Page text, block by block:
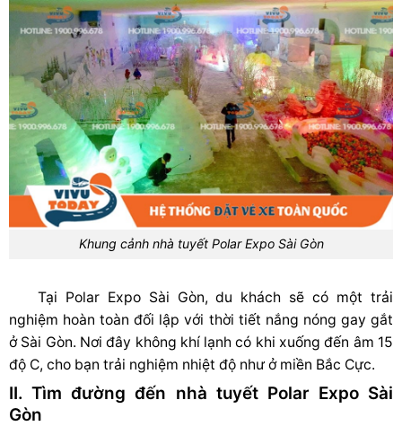
Khung cảnh nhà tuyết Polar Expo Sài Gòn
Tại Polar Expo Sài Gòn, du khách sẽ có một trải
nghiệm hoàn toàn đối lập với thời tiết nắng nóng gay gắt
ở Sài Gòn. Nơi đây không khí lạnh có khi xuống đến âm 15
độ C, cho bạn trải nghiệm nhiệt độ như ở miền Bắc Cực.
II. Tìm đường đến nhà tuyết Polar Expo Sài
Gòn